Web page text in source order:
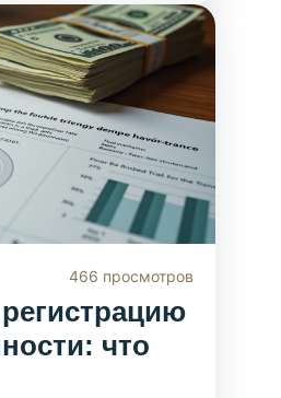
какие земли
закона, какие
к объектам
как правильно
избежать
с
466 просмотров
что